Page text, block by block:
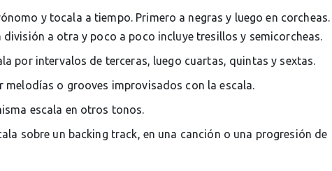
y tocala a tiempo. Primero a negras y luego en corcheas.
división a otra y poco a poco incluye tresillos y semicorcheas.
por intervalos de terceras, luego cuartas, quintas y sextas.
melodías o grooves improvisados con la escala.
escala en otros tonos.
sobre un backing track, en una canción o una progresión de